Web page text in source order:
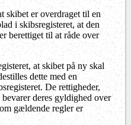
skibet er overdraget til en
i skibsregisteret, at den
berettiget til at råde over
at skibet på ny skal
dette med en
De rettigheder,
deres gyldighed over
gældende regler er